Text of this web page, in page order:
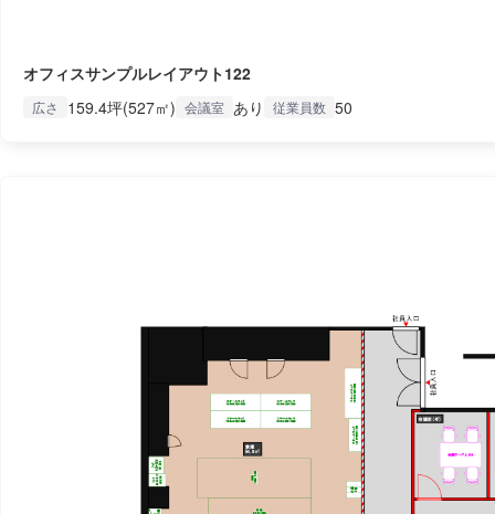
オフィスサンプルレイアウト122
広さ 159.4坪(527㎡) 会議室 あり 従業員数 50